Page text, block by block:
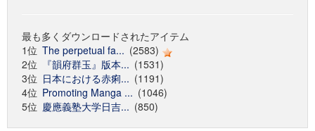
最も多くダウンロードされたアイテム
1位 The perpetual fa... (2583)
2位
『韻府群玉』版本... (1531)
3位 日本における赤痢... (1191)
4位 Promoting Manga ... (1046)
5位 慶應義塾大学日吉... (850)